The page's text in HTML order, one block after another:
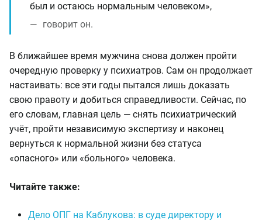
был и остаюсь нормальным человеком»,
говорит он.
В ближайшее время мужчина снова должен пройти
очередную проверку у психиатров. Сам он продолжает
настаивать: все эти годы пытался лишь доказать
свою правоту и добиться справедливости. Сейчас, по
его словам, главная цель — снять психиатрический
учёт, пройти независимую экспертизу и наконец
вернуться к нормальной жизни без статуса
«опасного» или «больного» человека.
Читайте также:
Дело ОПГ на Каблукова: в суде директору и